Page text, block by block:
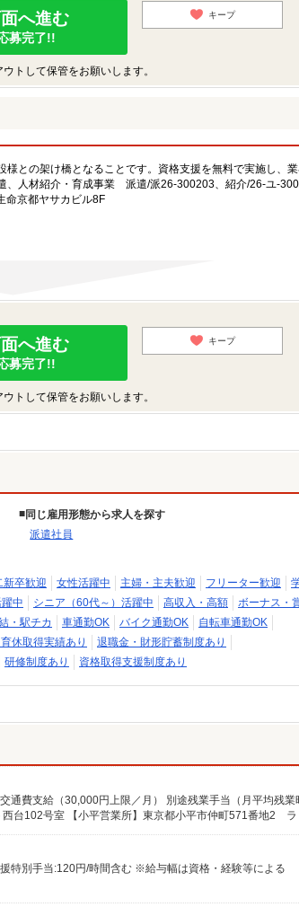
へ進む
募完了!!
キープ
トして保管をお願いします。
様との架け橋となることです。資格支援を無料で実施し、
、人材紹介・育成事業 派遣/派26-300203、紹介/26-ユ-
命京都ヤサカビル8F
へ進む
募完了!!
キープ
トして保管をお願いします。
同じ雇用形態から求人を探す
派遣社員
新卒歓迎 女性活躍中 主婦・主夫歓迎 フリーター歓迎
中 シニア（60代～）活躍中 高収入・高額
ボーナス・
・駅チカ 車通勤OK バイク通勤OK
自転車通勤OK
休取得実績あり
退職金・財形貯蓄制度あり
研修制度あり 資格取得支援制度あり
特別手当:120円/時間含む ※給与幅は資格・経験等による